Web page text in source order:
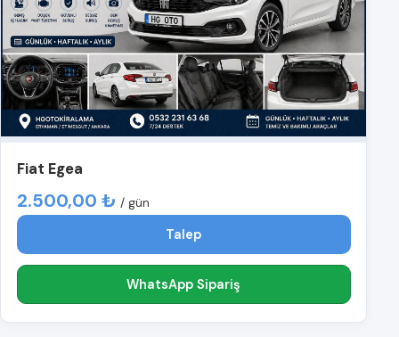
Fiat Egea
2.500,00 ₺ / gün
Talep
WhatsApp Sipariş